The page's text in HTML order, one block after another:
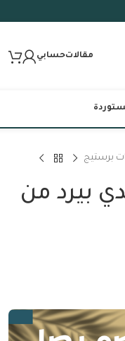
مقالاتحسابي
ليدي بيرد من